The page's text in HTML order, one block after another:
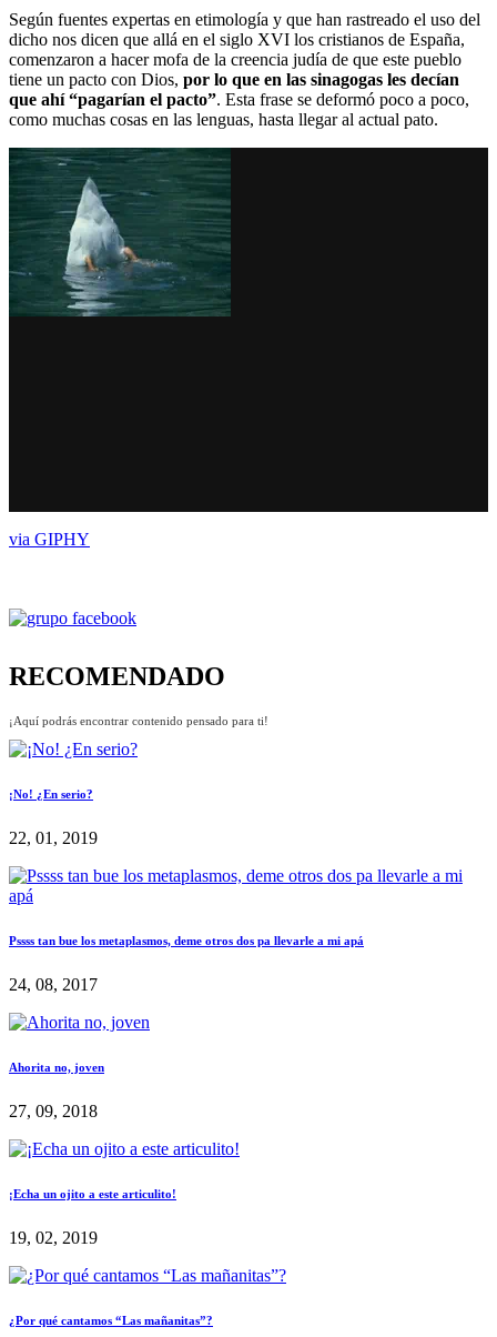
Según fuentes expertas en etimología y que han rastreado el uso del
dicho nos dicen que allá en el siglo XVI los cristianos de España,
comenzaron a hacer mofa de la creencia judía de que este pueblo
tiene un pacto con Dios, por lo que en las sinagogas les decían
que ahí “pagarían el pacto”. Esta frase se deformó poco a poco,
como muchas cosas en las lenguas, hasta llegar al actual pato.
via GIPHY
RECOMENDADO
¡Aquí podrás encontrar contenido pensado para ti!
¡No! ¿En serio?
22, 01, 2019
Pssss tan bue los metaplasmos, deme otros dos pa llevarle a mi apá
24, 08, 2017
Ahorita no, joven
27, 09, 2018
¡Echa un ojito a este articulito!
19, 02, 2019
¿Por qué cantamos “Las mañanitas”?